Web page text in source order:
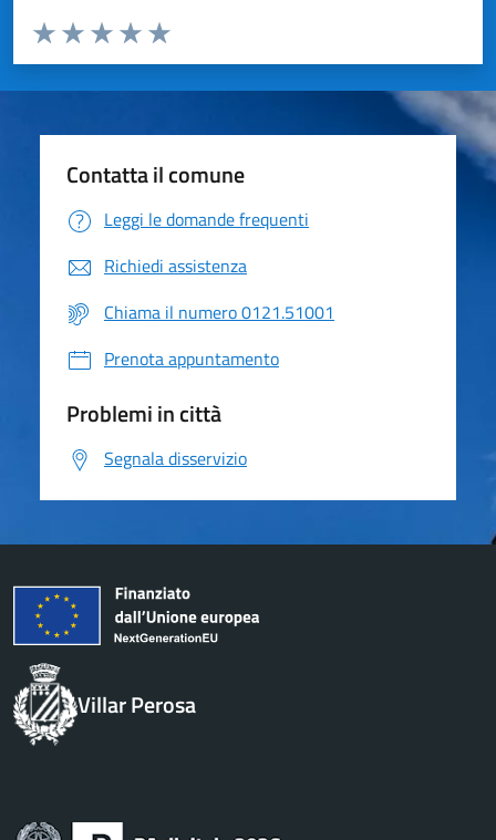
Valuta da 1 a 5 stelle la pagina
Valuta 5 stelle su 5
Valuta 4 stelle su 5
Valuta 3 stelle su 5
Valuta 2 stelle su 5
Valuta 1 stelle su 5
Contatta il comune
Leggi le domande frequenti
Richiedi assistenza
Chiama il numero 0121.51001
Prenota appuntamento
Problemi in città
Segnala disservizio
Villar Perosa